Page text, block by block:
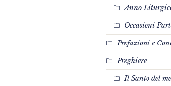
Anno
Occasioni
Prefazioni e
Preghiere
Il Santo del